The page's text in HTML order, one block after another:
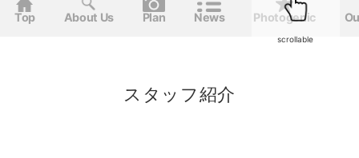
Top About Us Plan News Photogenic
スタッフ紹介